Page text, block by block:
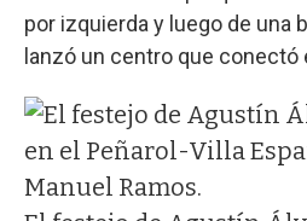
por izquierda y luego de una
lanzó un centro que conectó